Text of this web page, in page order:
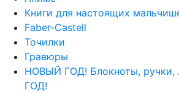
Книги для настоящих
Faber-Castell
Точилки
Гравюры
НОВЫЙ ГОД! Блокноты, ручки,
ГОД!